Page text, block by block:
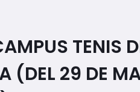
TENIS
(DEL 29 DE